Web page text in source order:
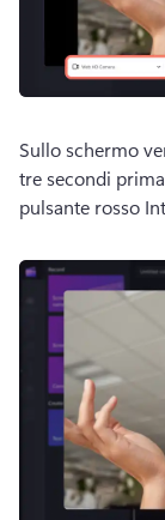
Sullo schermo
tre secondi